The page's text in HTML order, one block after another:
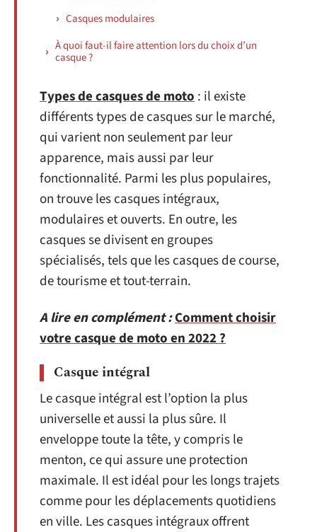
Casques modulaires
À quoi faut-il faire attention lors du choix d’un
casque ?
Types de casques de moto: il existe
différents types de casques sur le marché,
qui varient non seulement par leur
apparence, mais aussi par leur
fonctionnalité. Parmi les plus populaires,
on trouve les casques intégraux,
modulaires et ouverts. En outre, les
casques se divisent en groupes
spécialisés, tels que les casques de course,
de tourisme et tout-terrain.
A lire en complément :Comment choisir
votre casque de moto en 2022 ?
Casque intégral
Le casque intégral est l’option la plus
universelle et aussi la plus sûre. Il
enveloppe toute la tête, y compris le
menton, ce qui assure une protection
maximale. Il est idéal pour les longs trajets
comme pour les déplacements quotidiens
en ville. Les casques intégraux offrent